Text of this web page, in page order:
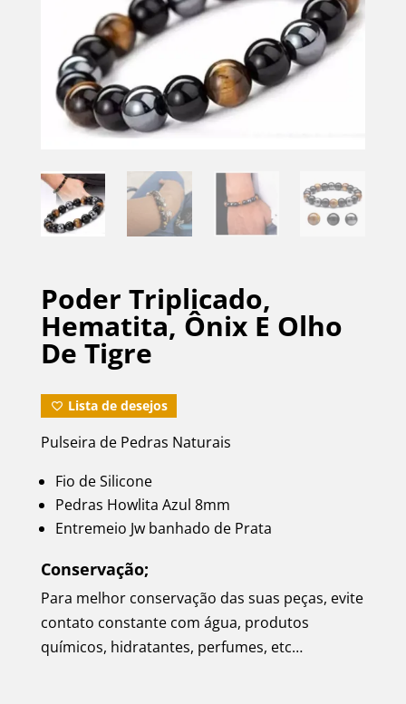
Poder Triplicado,
Hematita, Ônix E Olho
De Tigre
Lista de desejos
Pulseira de Pedras Naturais
Fio de Silicone
Pedras Howlita Azul 8mm
Entremeio Jw banhado de Prata
Conservação;
Para melhor conservação das suas peças, evite
contato constante com água, produtos
químicos, hidratantes, perfumes, etc…